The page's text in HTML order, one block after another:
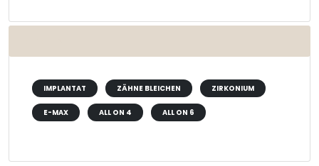
IMPLANTAT ZÄHNE BLEICHEN ZIRKONIUM
E-MAX ALL ON 4 ALL ON 6